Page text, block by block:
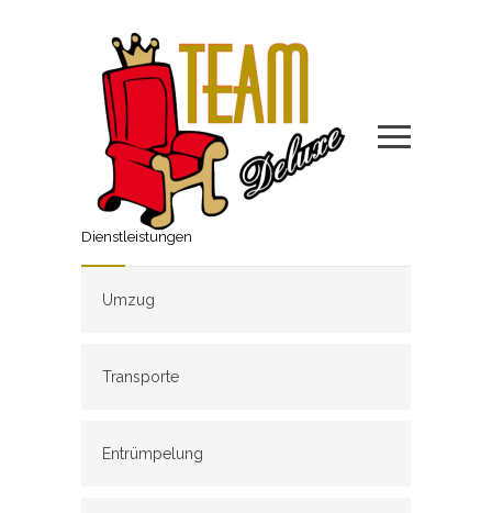
Dienstleistungen
Umzug
Transporte
Entrümpelung